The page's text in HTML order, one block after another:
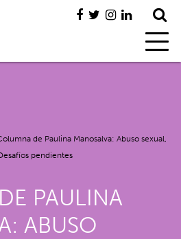
de Paulina Manosalva: Abuso sexual,
pendientes
PAULINA
ABUSO